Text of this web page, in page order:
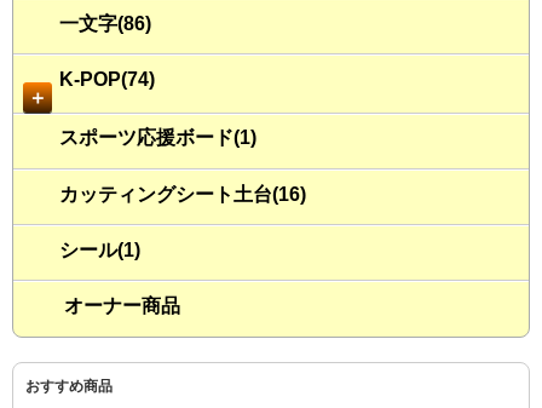
一文字(86)
＋
K-POP(74)
スポーツ応援ボード(1)
カッティングシート土台(16)
シール(1)
オーナー商品
おすすめ商品